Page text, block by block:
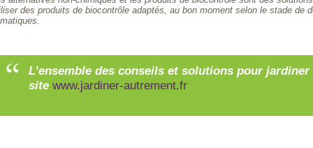
des produits de biocontrôle adaptés, au bon moment selon le stade de
L’ensemble des conseils et solutions pour
site www.jardiner-autrement.fr